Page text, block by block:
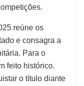
reúne os
e consagra a
Para o
feito histórico.
o título diante